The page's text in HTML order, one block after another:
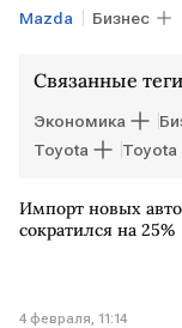
Mazda Бизнес
Lada Iskra
Связанные теги
Экономика
Toyota
Toyota
Импорт новых
сократился на 25%
4 февраля, 11:14